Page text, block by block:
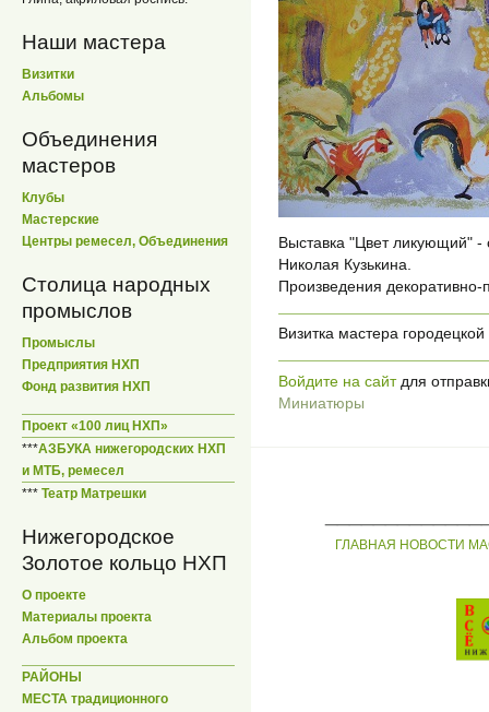
Наши мастера
Визитки
Альбомы
Объединения
мастеров
Клубы
Мастерские
Центры ремесел, Объединения
Столица народных
промыслов
Промыслы
Предприятия НХП
Фонд развития НХП
Проект «100 лиц НХП»
***АЗБУКА нижегородских НХП
и МТБ, ремесел
*** Театр Матрешки
Нижегородское
Золотое кольцо НХП
О проекте
Материалы проекта
Альбом проекта
РАЙОНЫ
МЕСТА традиционного
Выставка "Цвет ликующий" -
Николая Кузькина.
Произведения декоративно-
Визитка мастера
Войдите на сайтдля
Миниатюры
ГЛАВНАЯ НОВОСТИ